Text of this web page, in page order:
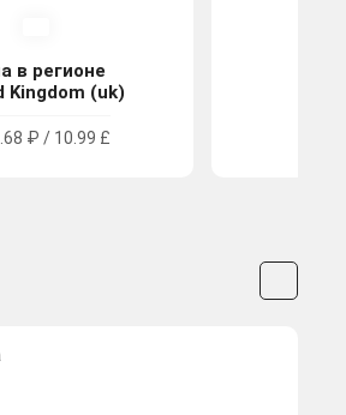
в регионе
Kingdom (uk)
₽ / 10.99 £